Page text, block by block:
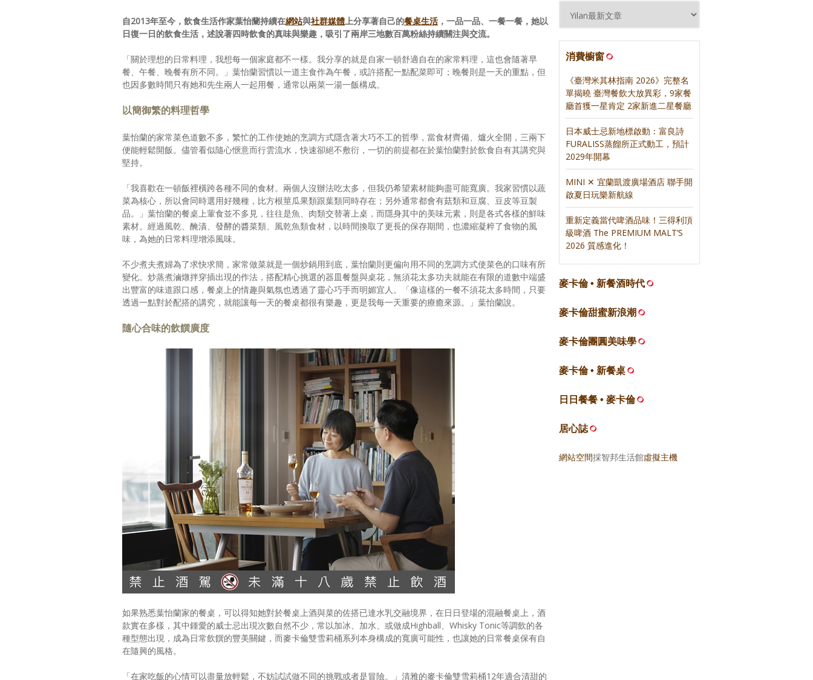
自2013年至今，飲食生活作家葉怡蘭持續在網站與社群媒體上分享著自己的餐桌生活 ，一品一品、一餐一餐，她以
日復一日的飲食生活，述說著四時飲食的真味與樂趣，吸引了兩岸三地數百萬粉絲持續關注與交流。
「關於理想的日常料理，我想每一個家庭都不一樣。我分享的就是自家一頓舒適自在的家常料理，這也會隨著早
餐、午餐、晚餐有所不同。」葉怡蘭習慣以一道主食作為午餐，或許搭配一點配菜即可；晚餐則是一天的重點，但
也因多數時間只有她和先生兩人一起用餐，通常以兩菜一湯一飯構成。
以簡御繁的料理哲學
葉怡蘭的家常菜色道數不多，繁忙的工作使她的烹調方式隱含著大巧不工的哲學，當食材齊備、爐火全開，三兩下
便能輕鬆開飯。儘管看似隨心愜意而行雲流水，快速卻絕不敷衍，一切的前提都在於葉怡蘭對於飲食自有其講究與
堅持。
「我喜歡在一頓飯裡橫跨各種不同的食材。兩個人沒辦法吃太多，但我仍希望素材能夠盡可能寬廣。我家習慣以蔬
菜為核心，所以會同時選用好幾種，比方根莖瓜果類跟葉類同時存在；另外通常都會有菇類和豆腐、豆皮等豆製
品。」葉怡蘭的餐桌上葷食並不多見，往往是魚、肉類交替著上桌，而隱身其中的美味元素，則是各式各樣的鮮味
素材。經過風乾、醃漬、發酵的醬菜類、風乾魚類食材，以時間換取了更長的保存期間，也濃縮凝粹了食物的風
味，為她的日常料理增添風味。
不少煮夫煮婦為了求快求簡，家常做菜就是一個炒鍋用到底，葉怡蘭則更偏向用不同的烹調方式使菜色的口味有所
變化。炒蒸煮滷燉拌穿插出現的作法，搭配精心挑選的器皿餐盤與桌花，無須花太多功夫就能在有限的道數中端盛
出豐富的味道跟口感，餐桌上的情趣與氣氛也透過了靈心巧手而明媚宜人。「像這樣的一餐不須花太多時間，只要
透過一點對於配搭的講究，就能讓每一天的餐桌都很有樂趣，更是我每一天重要的療癒來源。」葉怡蘭說。
隨心合味的飲饌廣度
如果熟悉葉怡蘭家的餐桌，可以得知她對於餐桌上酒與菜的佐搭已達水乳交融境界，在日日登場的混融餐桌上，酒
款實在多樣，其中鍾愛的威士忌出現次數自然不少，常以加冰、加水、或做成Highball、Whisky Tonic等調飲的各
種型態出現，成為日常飲饌的豐美關鍵，而麥卡倫雙雪莉桶系列本身構成的寬廣可能性，也讓她的日常餐桌保有自
在隨興的風格。
「在家吃飯的心情可以盡量放輕鬆，不妨試試做不同的挑戰或者是冒險。」清雅的麥卡倫雙雪莉桶12年適合清甜的
消費櫥窗
《臺灣米其林指南 2026》完整名
單揭曉 臺灣餐飲大放異彩，9家餐
廳首獲一星肯定 2家新進二星餐廳
日本威士忌新地標啟動：富良詩
FURALISS蒸餾所正式動工，預計
2029年開幕
MINI ✕ 宜蘭凱渡廣場酒店 聯手開
啟夏日玩樂新航線
重新定義當代啤酒品味！三得利頂
級啤酒 The PREMIUM MALT’S
2026 質感進化！
麥卡倫 • 新餐酒時代
麥卡倫甜蜜新浪潮
麥卡倫團圓美味學
麥卡倫 • 新餐桌
日日餐餐 • 麥卡倫
居心誌
網站空間採智邦生活館虛擬主機